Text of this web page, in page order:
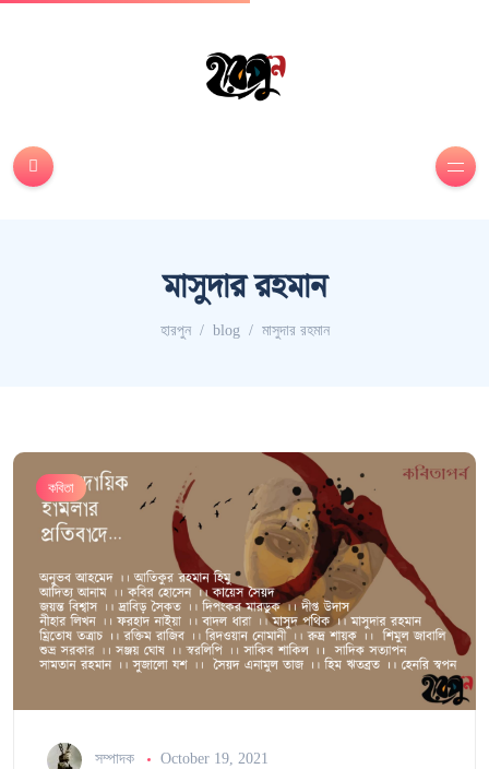
মাসুদার রহমান
হারপুন blog মাসুদার রহমান
কবিতা
সম্পাদক October 19, 2021